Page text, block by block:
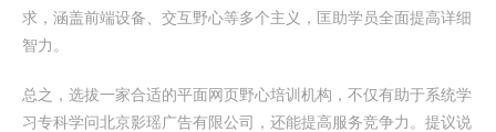
求，涵盖前端设备、交互野心等多个主义，匡助学员全面提高详细
智力。
总之，选拔一家合适的平面网页野心培训机构，不仅有助于系统学
习专科学问北京影瑶广告有限公司，还能提高服务竞争力。提议说